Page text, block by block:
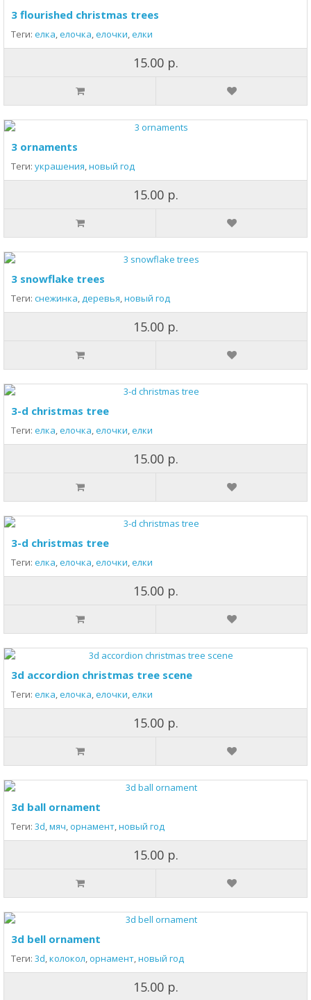
3 flourished christmas trees
Теги: елка,елочка,елочки,елки
15.00 р.
3 ornaments
Теги: украшения,новый год
15.00 р.
3 snowflake trees
Теги: снежинка,деревья,новый год
15.00 р.
3-d christmas tree
Теги: елка,елочка,елочки,елки
15.00 р.
3-d christmas tree
Теги: елка,елочка,елочки,елки
15.00 р.
3d accordion christmas tree scene
Теги: елка,елочка,елочки,елки
15.00 р.
3d ball ornament
Теги: 3d,мяч,орнамент,новый год
15.00 р.
3d bell ornament
Теги: 3d,колокол,орнамент,новый год
15.00 р.